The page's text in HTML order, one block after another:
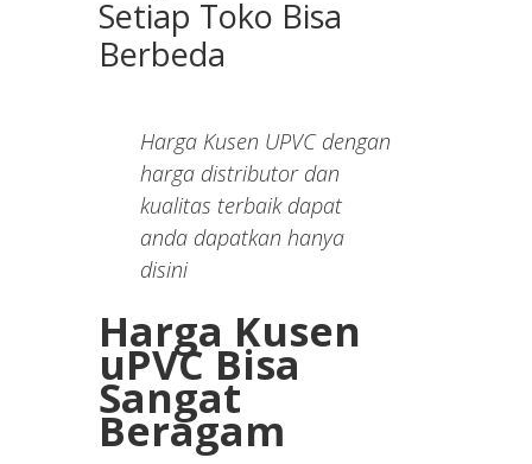
Setiap Toko Bisa
Berbeda
Harga Kusen UPVC dengan
harga distributor dan
kualitas terbaik dapat
anda dapatkan hanya
disini
Harga Kusen
uPVC Bisa
Sangat
Beragam